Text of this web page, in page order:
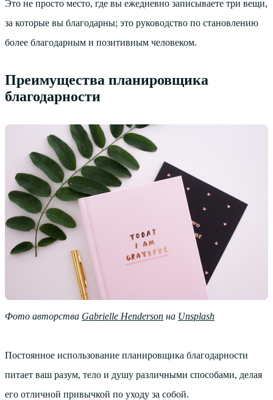
Это не просто место, где вы ежедневно записываете три вещи,
за которые вы благодарны; это руководство по становлению
более благодарным и позитивным человеком.
Преимущества планировщика
благодарности
Фото авторства Gabrielle Henderson на Unsplash
Постоянное использование планировщика благодарности
питает ваш разум, тело и душу различными способами, делая
его отличной привычкой по уходу за собой.